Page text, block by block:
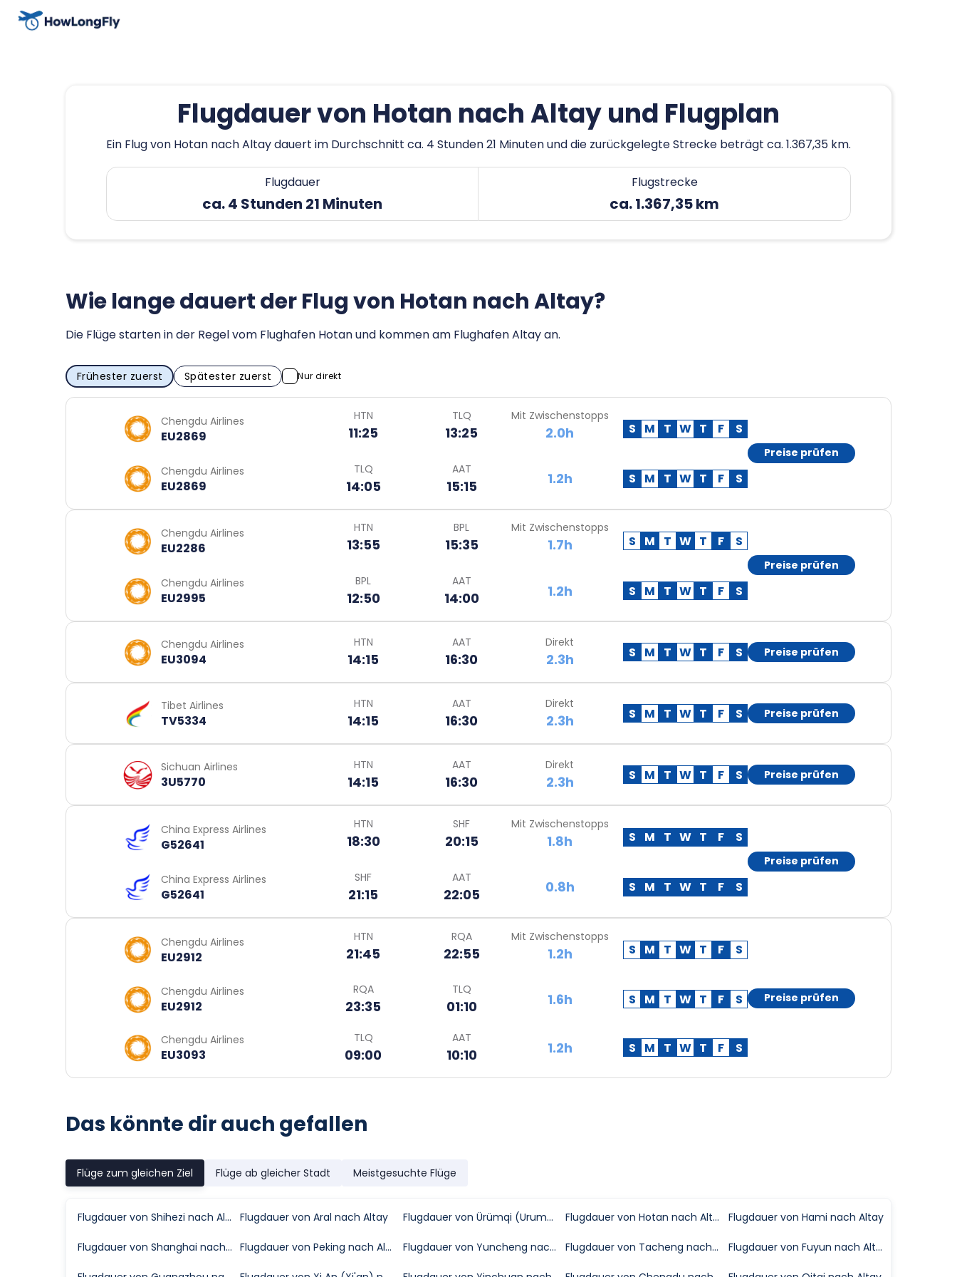
Flugdauer von Hotan nach Altay und Flugplan
Ein Flug von Hotan nach Altay dauert im Durchschnitt ca. 4 Stunden 21 Minuten und die zurückgelegte Strecke beträgt ca. 1.367,35 km.
Flugdauer
ca. 4 Stunden 21 Minuten
Flugstrecke
ca. 1.367,35 km
Wie lange dauert der Flug von Hotan nach Altay?
Die Flüge starten in der Regel vom Flughafen Hotan und kommen am Flughafen Altay an.
Frühester zuerst Spätester zuerst Nur direkt
Chengdu Airlines
EU2869
HTN
11:25
TLQ
13:25
Mit Zwischenstopps
2.0h S M T W T F S
Chengdu Airlines
EU2869
TLQ
14:05
AAT
15:15 1.2h S M T W T F S
Preise prüfen
Chengdu Airlines
EU2286
HTN
13:55
BPL
15:35
Mit Zwischenstopps
1.7h S M T W T F S
Chengdu Airlines
EU2995
BPL
12:50
AAT
14:00 1.2h S M T W T F S
Preise prüfen
Chengdu Airlines
EU3094
HTN
14:15
AAT
16:30
Direkt
2.3h S M T W T F S Preise prüfen
Tibet Airlines
TV5334
HTN
14:15
AAT
16:30
Direkt
2.3h S M T W T F S Preise prüfen
Sichuan Airlines
3U5770
HTN
14:15
AAT
16:30
Direkt
2.3h S M T W T F S Preise prüfen
China Express Airlines
G52641
HTN
18:30
SHF
20:15
Mit Zwischenstopps
1.8h S M T W T F S
China Express Airlines
G52641
SHF
21:15
AAT
22:05 0.8h S M T W T F S
Preise prüfen
Chengdu Airlines
EU2912
HTN
21:45
RQA
22:55
Mit Zwischenstopps
1.2h S M T W T F S
Chengdu Airlines
EU2912
RQA
23:35
TLQ
01:10 1.6h S M T W T F S
Chengdu Airlines
EU3093
TLQ
09:00
AAT
10:10 1.2h S M T W T F S
Preise prüfen
Das könnte dir auch gefallen
Flüge zum gleichen Ziel Flüge ab gleicher Stadt Meistgesuchte Flüge
Flugdauer von Shihezi nach Altay Flugdauer von Aral nach Altay Flugdauer von Ürümqi (Urumqi) nach Altay Flugdauer von Hotan nach Altay Flugdauer von Hami nach Altay
Flugdauer von Shanghai nach Altay Flugdauer von Peking nach Altay Flugdauer von Yuncheng nach Altay Flugdauer von Tacheng nach Altay Flugdauer von Fuyun nach Altay